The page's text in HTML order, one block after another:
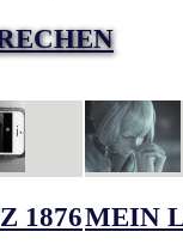
1876MEIN